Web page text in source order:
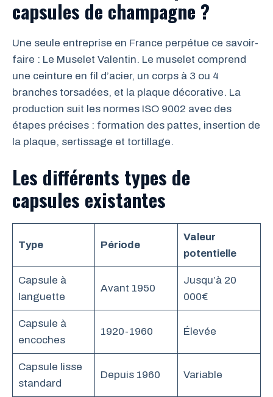
capsules de champagne ?
Une seule entreprise en France perpétue ce savoir-
faire : Le Muselet Valentin. Le muselet comprend
une ceinture en fil d’acier, un corps à 3 ou 4
branches torsadées, et la plaque décorative. La
production suit les normes ISO 9002 avec des
étapes précises : formation des pattes, insertion de
la plaque, sertissage et tortillage.
Les différents types de
capsules existantes
Type Période
Valeur
potentielle
Capsule à
languette
Avant 1950
Jusqu’à 20
000€
Capsule à
encoches
1920-1960 Élevée
Capsule lisse
standard
Depuis 1960 Variable